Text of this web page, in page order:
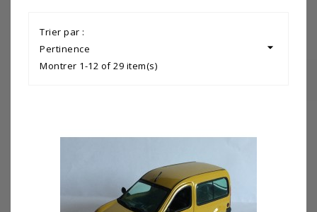
Trier par :
Pertinence

Montrer 1-12 of 29 item(s)